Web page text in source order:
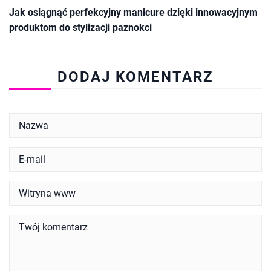
Jak osiągnąć perfekcyjny manicure dzięki innowacyjnym
produktom do stylizacji paznokci
DODAJ KOMENTARZ